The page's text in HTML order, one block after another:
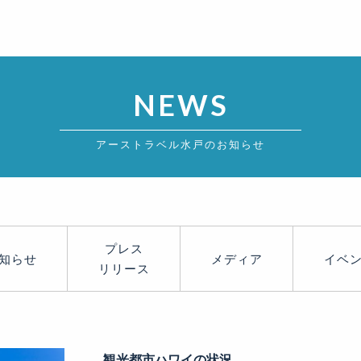
NEWS
アーストラベル水戸のお知らせ
らせ
プレス
リリース
メディア イベ